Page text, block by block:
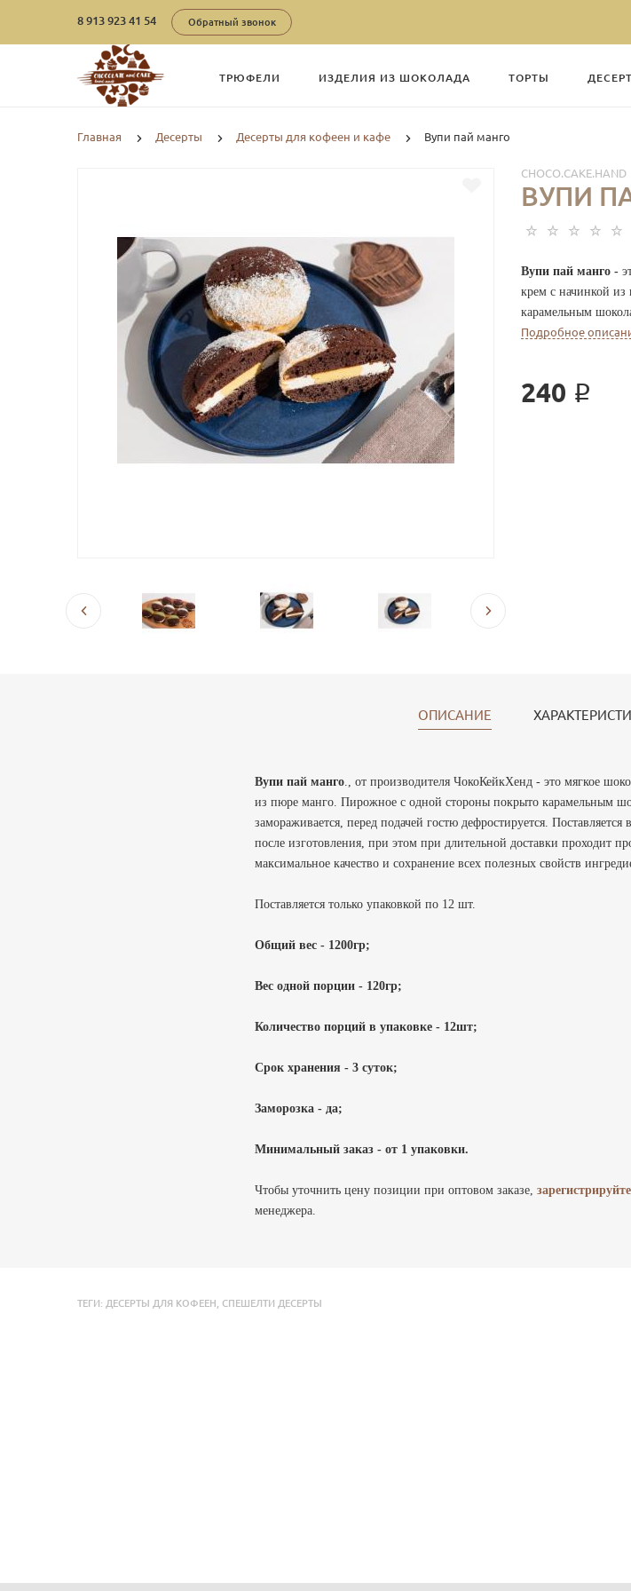
8 913 923 41 54 Обратный звонок
ТРЮФЕЛИ ИЗДЕЛИЯ ИЗ ШОКОЛАДА ТОРТЫ
Главная Десерты Десерты для кофеен и кафе Вупи пай манго
CHOCO.CAKE.HAND
ВУПИ
Вупи пай манго -
крем с начинкой
карамельным
Подробное
240 ₽
ОПИСАНИЕ
Вупи пай манго., от производителя ЧокоКейкХенд - это мягкое
из пюре манго. Пирожное с одной стороны покрыто карамельным
замораживается, перед подачей гостю дефростируется.
после изготовления, при этом при длительной доставки проходит
максимальное качество и сохранение всех полезных свойств
Поставляется только упаковкой по 12 шт.
Общий вес - 1200гр;
Вес одной порции - 120гр;
Количество порций в упаковке - 12шт;
Срок хранения - 3 суток;
Заморозка - да;
Минимальный заказ - от 1 упаковки.
Чтобы уточнить цену позиции при оптовом заказе,
менеджера.
ТЕГИ: ДЕСЕРТЫ ДЛЯ КОФЕЕН СПЕШЕЛТИ ДЕСЕРТЫ